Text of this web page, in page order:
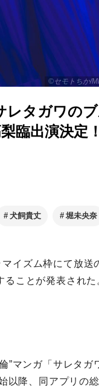
©セモトちか/
レタガワの
臨出演決定！
犬飼貴丈 堀未央奈
イズム枠にて放送
ことが発表された
”マンガ「サレタ
以降、同アプリの